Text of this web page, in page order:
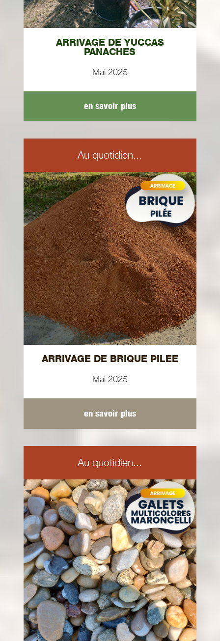
ARRIVAGE DE YUCCAS
PANACHES
Mai 2025
en savoir plus
Au quotidien...
ARRIVAGE DE BRIQUE PILEE
Mai 2025
en savoir plus
Au quotidien...